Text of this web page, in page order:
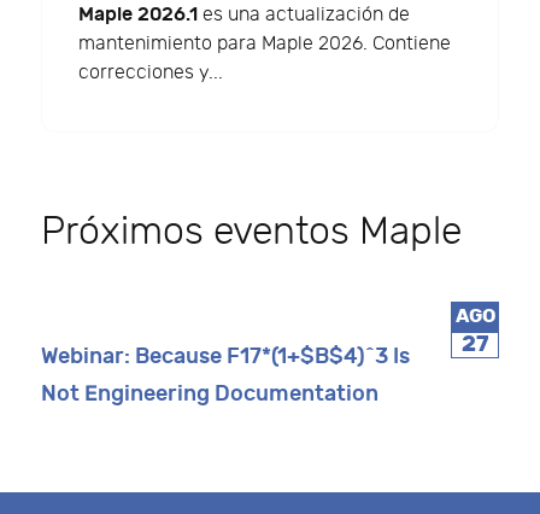
Maple 2026.1 es una actualización de
mantenimiento para Maple 2026. Contiene
correcciones y...
Próximos eventos Maple
AGO
27
Webinar: Because F17*(1+$B$4)^3 Is
Not Engineering Documentation